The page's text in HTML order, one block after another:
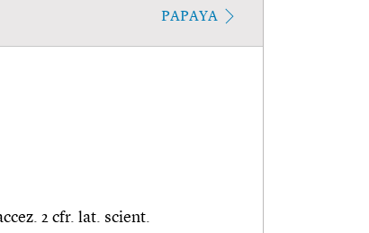
PAPAYA
2 cfr. lat. scient.